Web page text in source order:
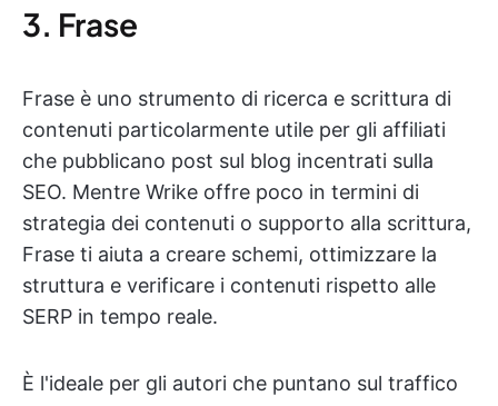
3. Frase
Frase è uno strumento di ricerca e scrittura di
contenuti particolarmente utile per gli affiliati
che pubblicano post sul blog incentrati sulla
SEO. Mentre Wrike offre poco in termini di
strategia dei contenuti o supporto alla scrittura,
Frase ti aiuta a creare schemi, ottimizzare la
struttura e verificare i contenuti rispetto alle
SERP in tempo reale.
È l'ideale per gli autori che puntano sul traffico